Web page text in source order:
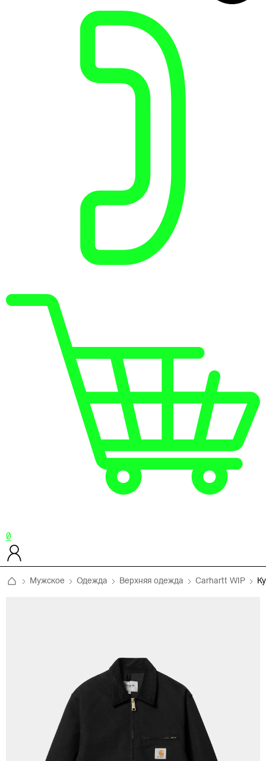
0
Мужское Одежда Верхняя одежда Carhartt WIP